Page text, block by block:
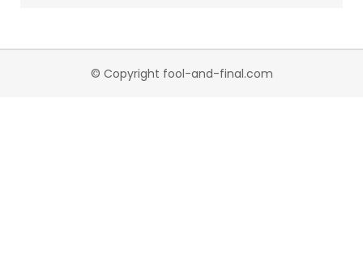
© Copyright fool-and-final.com